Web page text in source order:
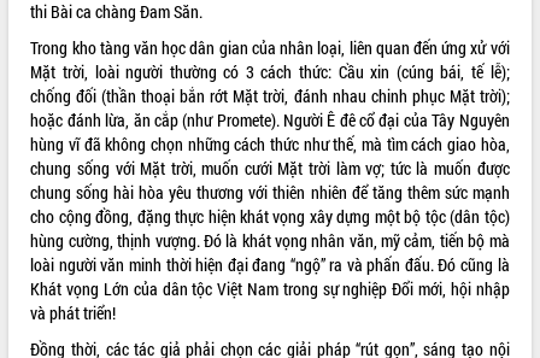
Hội thảo khoa học “Giải pháp thúc đẩy
phát triển nền kinh tế xanh tại tỉnh
Đắk Lắk”
Tăng cường giám sát, đôn đốc thực
hiện nhiệm vụ quản lý tài sản công
hàng tuần
Tháo gỡ những vướng mắc, đẩy mạnh
công tác cải cách thủ tục hành chính
tại Trung tâm Phục vụ hành chính
công tỉnh
Đắk Lắk: Tôn vinh 46 giải pháp tại Hội
thi Sáng tạo Kỹ thuật 2024 - 2025
Đắk Lắk rà soát, điều chỉnh Đề án 190
thi Bài ca chàng Đam Săn.
Trong kho tàng văn học dân gian của nhân loại, liên quan đến ứng xử với
Mặt trời, loài người thường có 3 cách thức: Cầu xin (cúng bái, tế lễ);
chống đối (thần thoại bắn rớt Mặt trời, đánh nhau chinh phục Mặt trời);
hoặc đánh lừa, ăn cắp (như Promete). Người Ê đê cổ đại của Tây Nguyên
hùng vĩ đã không chọn những cách thức như thế, mà tìm cách giao hòa,
chung sống với Mặt trời, muốn cưới Mặt trời làm vợ; tức là muốn được
chung sống hài hòa yêu thương với thiên nhiên để tăng thêm sức mạnh
cho cộng đồng, đặng thực hiện khát vọng xây dựng một bộ tộc (dân tộc)
hùng cường, thịnh vượng. Đó là khát vọng nhân văn, mỹ cảm, tiến bộ mà
loài người văn minh thời hiện đại đang “ngộ” ra và phấn đấu. Đó cũng là
Khát vọng Lớn của dân tộc Việt Nam trong sự nghiệp Đổi mới, hội nhập
và phát triển!
Đồng thời, các tác giả phải chọn các giải pháp “rút gọn”, sáng tạo nội